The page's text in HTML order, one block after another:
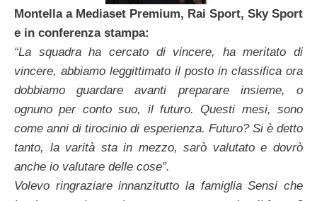
Montella a Mediaset Premium, Rai Sport, Sky Sport
e in conferenza stampa:
“La squadra ha cercato di vincere, ha meritato di
vincere, abbiamo leggittimato il posto in classifica ora
dobbiamo guardare avanti preparare insieme, o
ognuno per conto suo, il futuro. Questi mesi, sono
come anni di tirocinio di esperienza. Futuro? Si è detto
tanto, la varità sta in mezzo, sarò valutato e dovrò
anche io valutare delle cose”.
Volevo ringraziare innanzitutto la famiglia Sensi che